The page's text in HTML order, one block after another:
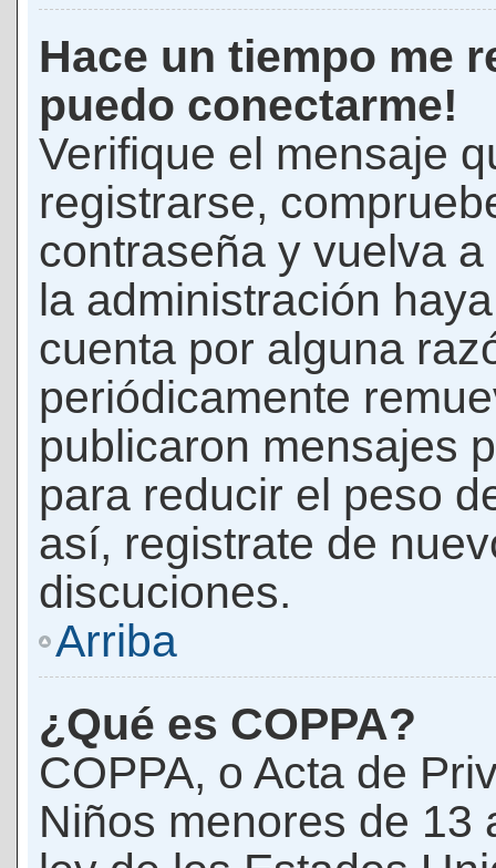
Hace un tiempo me
puedo conectarme!
Verifique el mensaje
registrarse,
contraseña y vuelva
la administración
cuenta por alguna
periódicamente
publicaron mensajes
para reducir el peso
así, registrate de
discuciones.
Arriba
¿Qué es COPPA?
COPPA, o Acta de
Niños menores de 13